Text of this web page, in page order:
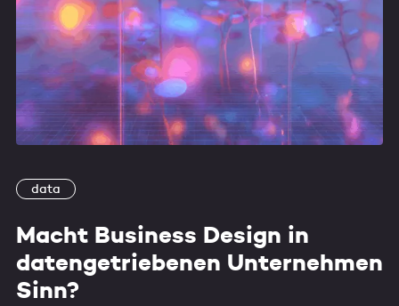
data
Macht Business Design in
datengetriebenen Unternehmen
Sinn?